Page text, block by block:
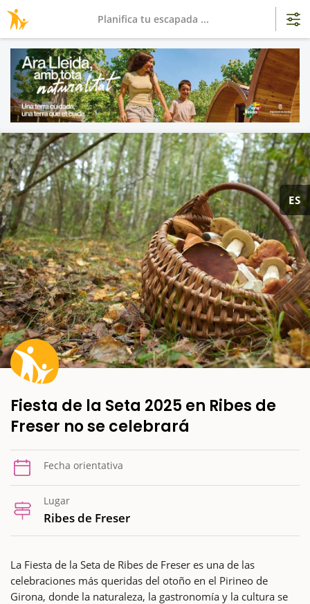
ES
Fiesta de la Seta 2025 en Ribes de
Freser no se celebrará
Fecha orientativa
Lugar
Ribes de Freser
La Fiesta de la Seta de Ribes de Freser es una de las
celebraciones más queridas del otoño en el Pirineo de
Girona, donde la naturaleza, la gastronomía y la cultura se
Planifica tu escapada ...